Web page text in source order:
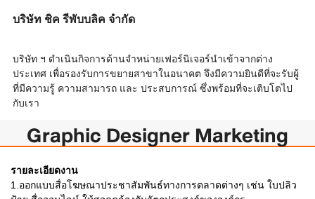
บริษัท ชิค รีพับบลิค จำกัด
บริษัท ฯ ดำเนินกิจการด้านจำหน่ายเฟอร์นิเจอร์นำเข้าจากต่าง
ประเทศ เพื่อรองรับการขยายสาขาในอนาคต จึงมีความยินดีที่จะรับผู้
ที่มีความรู้ ความสามารถ และ ประสบการณ์ ซึ่งพร้อมที่จะเติบโตไป
กับเรา
Graphic Designer Marketing
รายละเอียดงาน
1.ออกแบบสื่อโฆษณาประชาสัมพันธ์ทางการตลาดต่างๆ เช่น ใบปลิว